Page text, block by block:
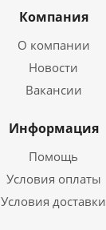
Компания
О компании
Новости
Вакансии
Информация
Помощь
Условия оплаты
Условия доставки